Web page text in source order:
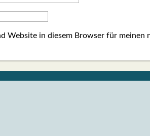
Website in diesem Browser für meinen